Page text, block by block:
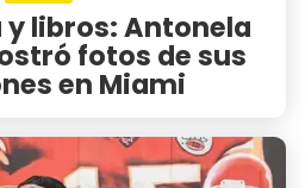
libros: Antonela
fotos de sus
en Miami